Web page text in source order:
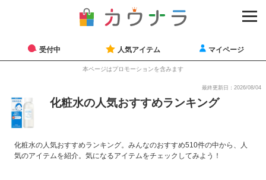
受付中 人気アイテム マイページ
本ページはプロモーションを含みます
最終更新日：2026/08/04
化粧水の人気おすすめランキング
化粧水の人気おすすめランキング。みんなのおすすめ510件の中から、人
気のアイテムを紹介。気になるアイテムをチェックしてみよう！